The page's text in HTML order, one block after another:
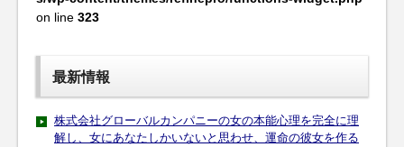
on line 323
最新情報
株式会社グローバルカンパニーの女の本能心理を完全に理
解し、女にあなたしかいないと思わせ、運命の彼女を作る